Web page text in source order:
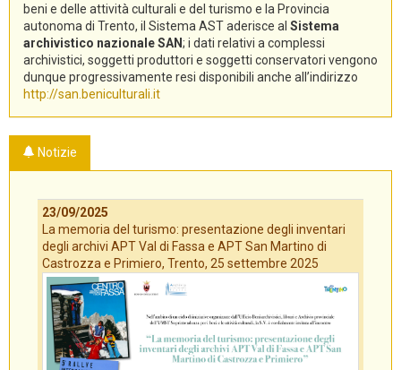
beni e delle attività culturali e del turismo e la Provincia
autonoma di Trento, il Sistema AST aderisce al Sistema
archivistico nazionale SAN; i dati relativi a complessi
archivistici, soggetti produttori e soggetti conservatori vengono
dunque progressivamente resi disponibili anche all’indirizzo
http://san.beniculturali.it
Notizie
23/09/2025
La memoria del turismo: presentazione degli inventari
degli archivi APT Val di Fassa e APT San Martino di
Castrozza e Primiero, Trento, 25 settembre 2025